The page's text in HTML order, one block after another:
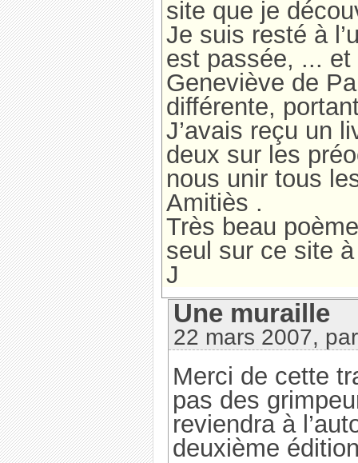
site que je
Je suis resté à
est passée, ...
Geneviève de
différente,
J’avais reçu un
deux sur les
nous unir tous
Amitiès .
Très beau
seul sur ce site
J
Une muraille
22 mars 2007,
Merci de cette
pas des
reviendra à
deuxième